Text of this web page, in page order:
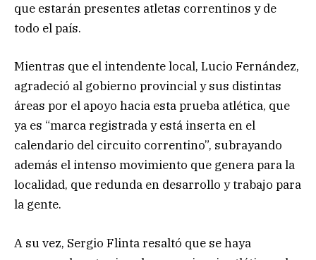
que estarán presentes atletas correntinos y de
todo el país.
Mientras que el intendente local, Lucio Fernández,
agradeció al gobierno provincial y sus distintas
áreas por el apoyo hacia esta prueba atlética, que
ya es “marca registrada y está inserta en el
calendario del circuito correntino”, subrayando
además el intenso movimiento que genera para la
localidad, que redunda en desarrollo y trabajo para
la gente.
A su vez, Sergio Flinta resaltó que se haya